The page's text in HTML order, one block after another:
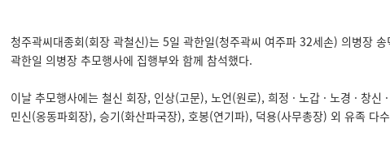
청주곽씨대종회(회장 곽철신)는 5일 곽한일(청주곽씨 여주파 32세손) 의병장
곽한일 의병장 추모행사에 집행부와 함께 참석했다.
이날 추모행사에는 철신 회장, 인상(고문), 노언(원로), 희정 · 노갑 · 노경 · 창신
민신(옹동파회장), 승기(화산파국장), 호봉(연기파), 덕용(사무총장) 외 유족 다